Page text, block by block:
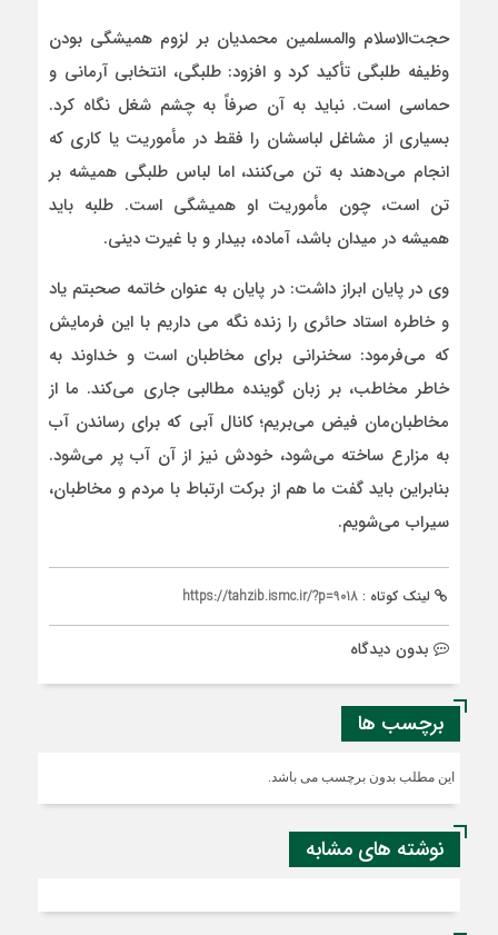
حجت‌الاسلام والمسلمین محمدیان بر لزوم همیشگی بودن
وظیفه طلبگی تأکید کرد و افزود:طلبگی، انتخابی آرمانی و
حماسی است. نباید به آن صرفاً به چشم شغل نگاه کرد.
بسیاری از مشاغل لباسشان را فقط در مأموریت یا کاری که
انجام می‌دهند به تن می‌کنند، اما لباس طلبگی همیشه بر
تن است، چون مأموریت او همیشگی است. طلبه باید
همیشه در میدان باشد، آماده، بیدار و با غیرت دینی.
وی در پایان ابراز داشت: در پایان به عنوان خاتمه صحبتم یاد
و خاطره استاد حائری را زنده نگه می داریم با این فرمایش
که می‌فرمود: سخنرانی برای مخاطبان است و خداوند به
خاطر مخاطب، بر زبان گوینده مطالبی جاری می‌کند. ما از
مخاطبان‌مان فیض می‌بریم؛ کانال آبی که برای رساندن آب
به مزارع ساخته می‌شود، خودش نیز از آن آب پر می‌شود.
بنابراین باید گفت ما هم از برکت ارتباط با مردم و مخاطبان،
سیراب می‌شویم.
لینک کوتاه : https://tahzib.ismc.ir/?p=9018
بدون دیدگاه
برچسب ها
این مطلب بدون برچسب می باشد.
نوشته های مشابه